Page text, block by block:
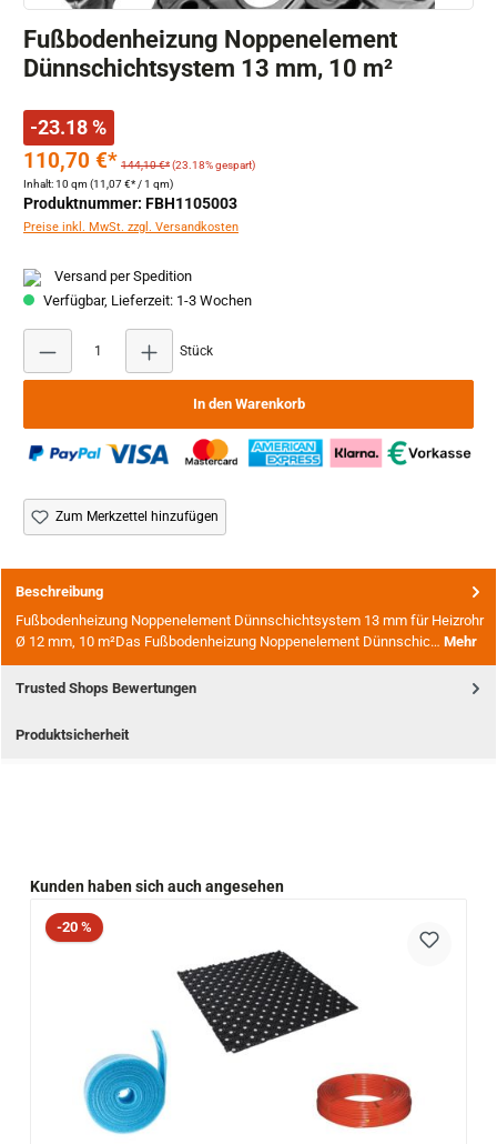
Fußbodenheizung Noppenelement
Dünnschichtsystem 13 mm, 10 m²
-23.18 %
110,70 €* 144,10 €*(23.18% gespart)
Inhalt:10 qm (11,07 €* / 1 qm)
Produktnummer: FBH1105003
Preise inkl. MwSt. zzgl. Versandkosten
Versand per Spedition
Verfügbar, Lieferzeit: 1-3 Wochen
Stück
In den Warenkorb
Zum Merkzettel hinzufügen
Beschreibung
Fußbodenheizung Noppenelement Dünnschichtsystem 13 mm für Heizrohr
Ø 12 mm, 10 m²Das Fußbodenheizung Noppenelement Dünnschic… Mehr
Trusted Shops Bewertungen
Produktsicherheit
Produktgalerie überspringen
Kunden haben sich auch angesehen
Rabatt
-20 %